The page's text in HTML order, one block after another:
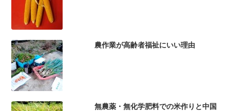
農作業が高齢者福祉にいい理由
無農薬・無化学肥料での米作りと中国